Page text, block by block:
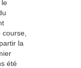
le
la
été